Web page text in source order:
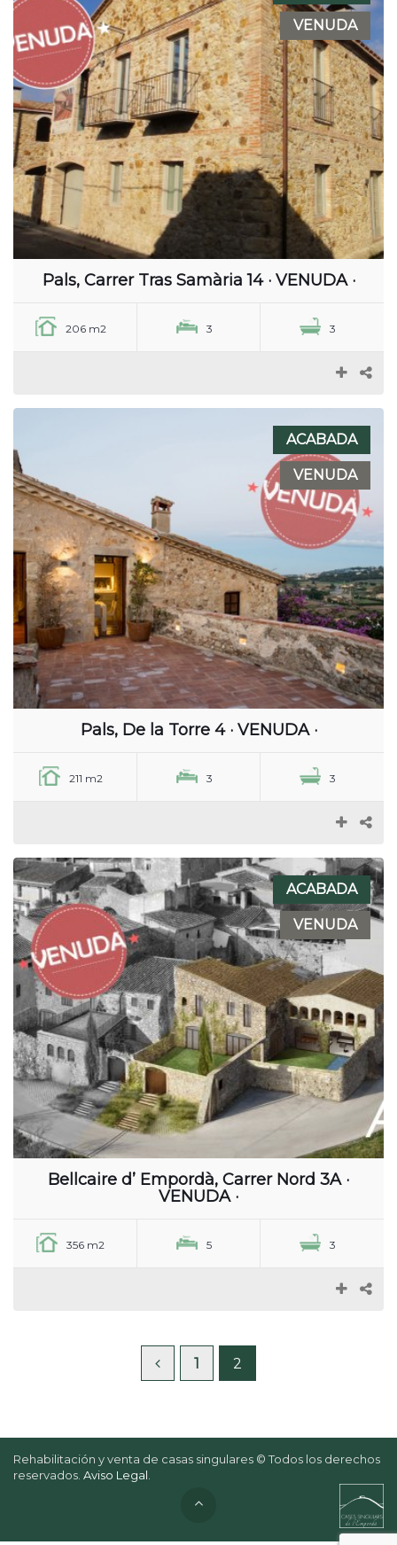
VENUDA
Pals, Carrer Tras Samària 14 · VENUDA ·
206 m2 3 3
ACABADA
VENUDA
Pals, De la Torre 4 · VENUDA ·
211 m2 3 3
ACABADA
VENUDA
Bellcaire d’ Empordà, Carrer Nord 3A ·
VENUDA ·
356 m2 5 3
1 2
Rehabilitación y venta de casas singulares © Todos los derechos
reservados. Aviso Legal